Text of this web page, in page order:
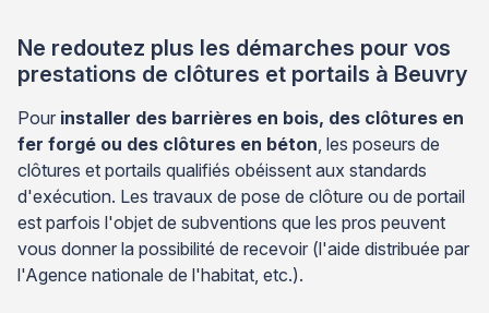
Ne redoutez plus les démarches pour vos
prestations de clôtures et portails à Beuvry
Pour installer des barrières en bois, des clôtures en
fer forgé ou des clôtures en béton , les poseurs de
clôtures et portails qualifiés obéissent aux standards
d'exécution. Les travaux de pose de clôture ou de portail
est parfois l'objet de subventions que les pros peuvent
vous donner la possibilité de recevoir (l'aide distribuée par
l'Agence nationale de l'habitat, etc.).